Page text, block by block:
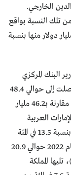
من إجمالي الدين الخارجي.
ما نسبته 40 في المئة من تلك النسبة بواقع
دولار. بينما للبنك الدولي حوالي 12.3 مليار دولار منها بنسبة
البنك المركزي
بخصوص الديون المستحقة للدول العربية التي وصلت إلى حوالي 48.4
مليار دولار أمريكي في كانون الأول/ ديسمبر 2023 مقارنة بـ46.2 مليار
العربية
المتحدة وتأتي في الصدارة بحوالي 22.2 مليار دولار بنسبة 13.5 في المئة
من إجمالي الديون الخارجية (مثلّت ديونها في العام 2022 حوالي 20.9
تليها المملكة